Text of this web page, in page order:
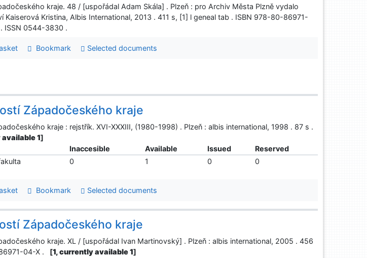
kraje. 48 / [uspořádal Adam Skála] . Plzeň : pro Archiv Města Plzně vydalo
Kaiserová Kristina, Albis International, 2013 . 411 s, [1] l geneal tab . ISBN 978-80-86971-
ISSN 0544-3830 .
Bookmark Selected documents
Západočeského kraje
kraje : rejstřík. XVI-XXXIII, (1980-1998) . Plzeň : albis international, 1998 . 87 s .
available 1]
Inaccesible Available Issued
Reserved
0 1 0 0
Bookmark Selected documents
Západočeského kraje
kraje. XL / [uspořádal Ivan Martinovský] . Plzeň : albis international, 2005 . 456
04-X .
[1, currently available 1]